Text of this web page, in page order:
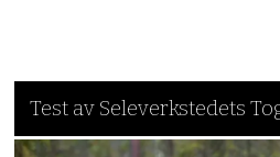
Test av Seleverkstedets